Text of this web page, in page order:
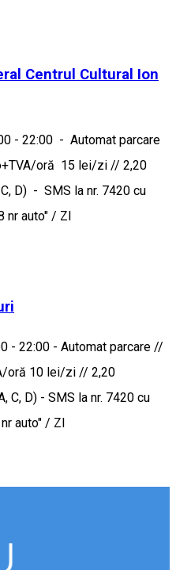
Centrul Cultural Ion
- 22:00 - Automat parcare
oră 15 lei/zi // 2,20
D) - SMS la nr. 7420 cu
nr auto" / ZI
- 22:00 - Automat parcare //
oră 10 lei/zi // 2,20
C, D) - SMS la nr. 7420 cu
auto" / ZI